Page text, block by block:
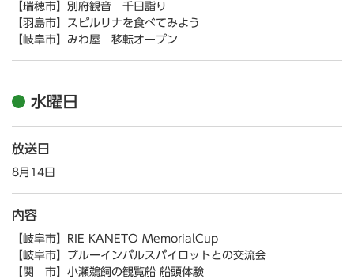
【瑞穂市】別府観音 千日詣り
【羽島市】スピルリナを食べてみよう
【岐阜市】みわ屋 移転オープン
水曜日
放送日
8月14日
内容
【岐阜市】RIE KANETO MemorialCup
【岐阜市】ブルーインパルスパイロットとの交流会
【関 市】小瀬鵜飼の観覧船 船頭体験